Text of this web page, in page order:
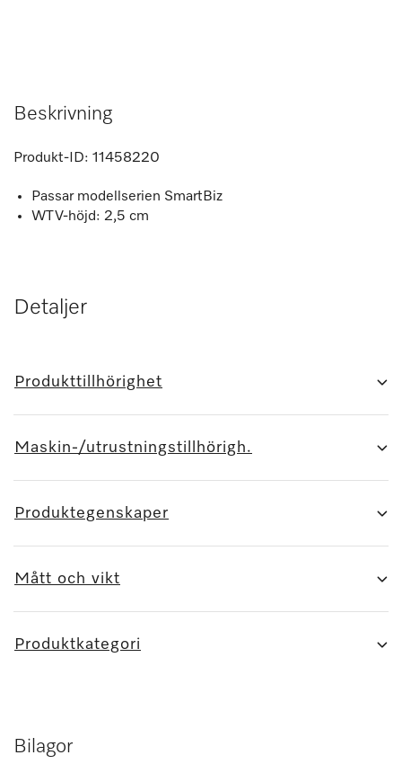
Beskrivning
Produkt-ID: 11458220
Passar modellserien SmartBiz
WTV-höjd: 2,5 cm
Detaljer
Produkttillhörighet
Maskin-/utrustningstillhörigh.
Produktegenskaper
Mått och vikt
Produktkategori
Bilagor